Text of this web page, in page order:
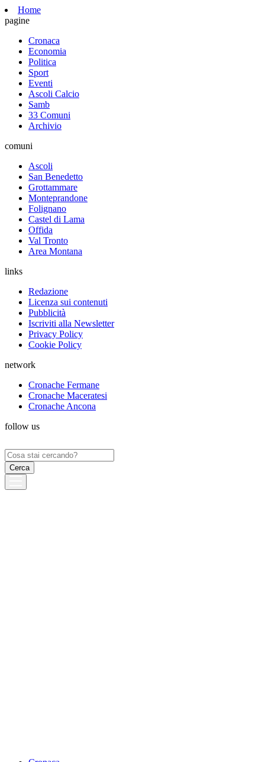
Home
pagine
Cronaca
Economia
Politica
Sport
Eventi
Ascoli Calcio
Samb
33 Comuni
Archivio
comuni
Ascoli
San Benedetto
Grottammare
Monteprandone
Folignano
Castel di Lama
Offida
Val Tronto
Area Montana
links
Redazione
Licenza sui contenuti
Pubblicità
Iscriviti alla Newsletter
Privacy Policy
Cookie Policy
network
Cronache Fermane
Cronache Maceratesi
Cronache Ancona
follow us
Ricerca
per: